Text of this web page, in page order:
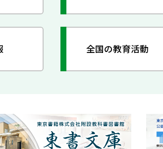
全国の教育活動